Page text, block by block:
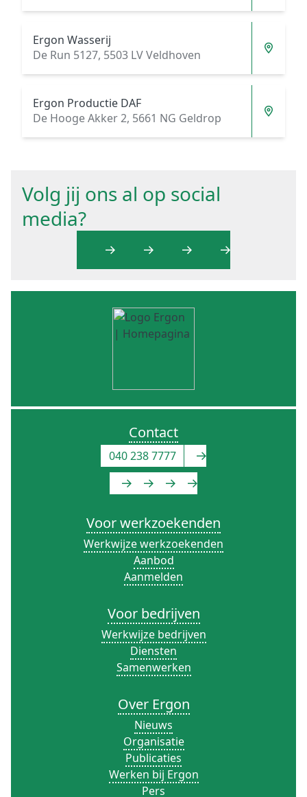
Ergon Wasserij
De Run 5127, 5503 LV Veldhoven
Ergon Productie DAF
De Hooge Akker 2, 5661 NG Geldrop
Volg jij ons al op social
media?
Voor werkzoekenden
Werkwijze werkzoekenden
Aanbod
Aanmelden
Voor bedrijven
Werkwijze bedrijven
Diensten
Samenwerken
Over Ergon
Nieuws
Organisatie
Publicaties
Werken bij Ergon
Pers
Contact
040 238 7777